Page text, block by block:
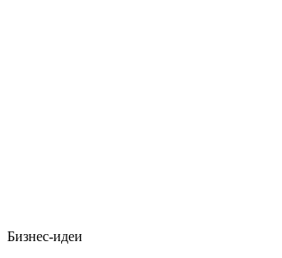
Бизнес-идеи